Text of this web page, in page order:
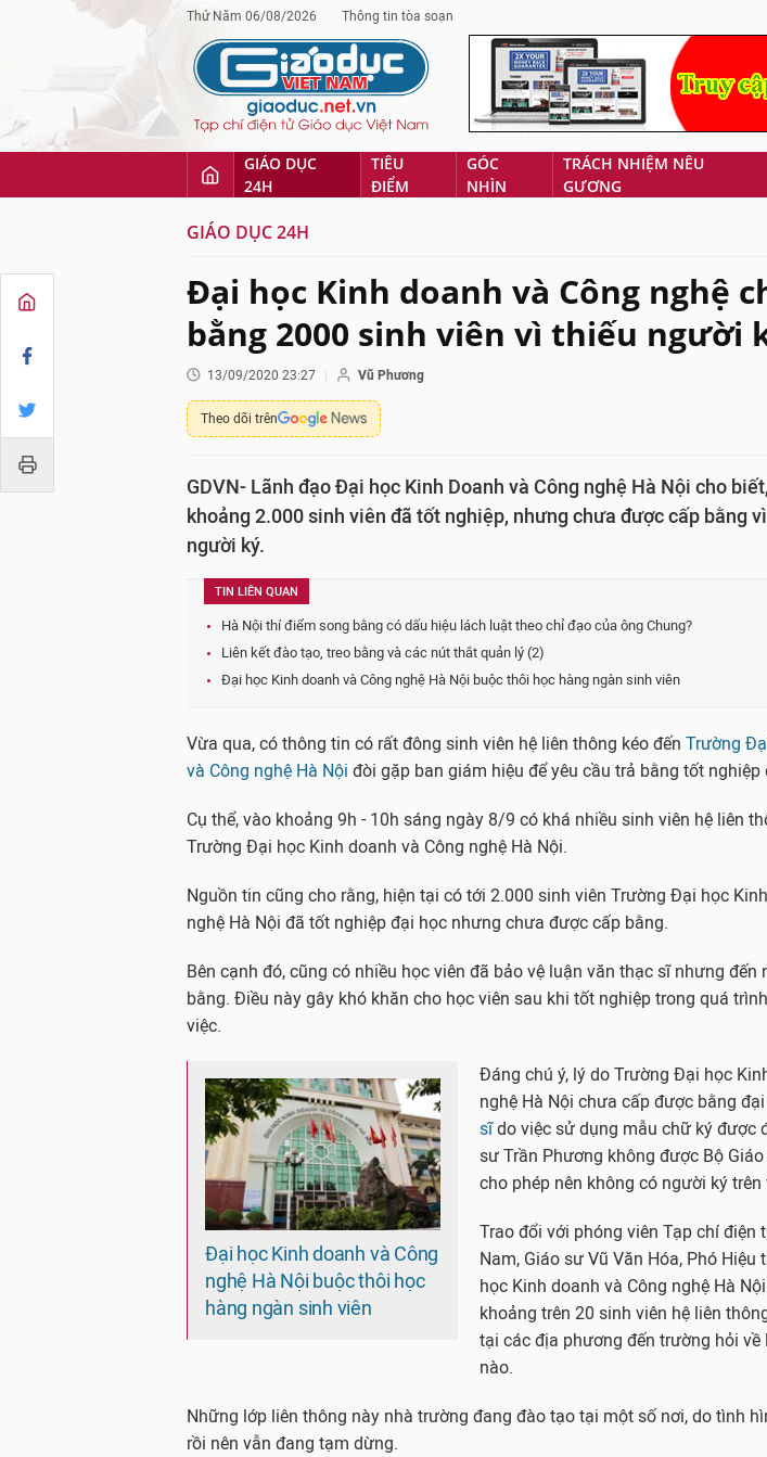
Thứ Năm 06/08/2026 Thông tin tòa soạn
GIÁO DỤC
24H
TIÊU
ĐIỂM
GÓC
NHÌN
TRÁCH NHIỆM NÊU
GƯƠNG
GIÁO DỤC 24H
Đại học Kinh doanh và Công nghệ
bằng 2000 sinh viên vì thiếu người
13/09/2020 23:27 Vũ Phương
Theo dõi trên
GDVN- Lãnh đạo Đại học Kinh Doanh và Công nghệ Hà Nội cho
khoảng 2.000 sinh viên đã tốt nghiệp, nhưng chưa được cấp bằng
người ký.
TIN LIÊN QUAN
Hà Nội thí điểm song bằng có dấu hiệu lách luật theo chỉ đạo của ông Chung?
Liên kết đào tạo, treo bằng và các nút thắt quản lý (2)
Đại học Kinh doanh và Công nghệ Hà Nội buộc thôi học hàng ngàn sinh viên
Vừa qua, có thông tin có rất đông sinh viên hệ liên thông kéo đến Trường
và Công nghệ Hà Nội đòi gặp ban giám hiệu để yêu cầu trả bằng tốt nghiệp
Cụ thể, vào khoảng 9h - 10h sáng ngày 8/9 có khá nhiều sinh viên hệ liên
Trường Đại học Kinh doanh và Công nghệ Hà Nội.
Nguồn tin cũng cho rằng, hiện tại có tới 2.000 sinh viên Trường Đại học
nghệ Hà Nội đã tốt nghiệp đại học nhưng chưa được cấp bằng.
Bên cạnh đó, cũng có nhiều học viên đã bảo vệ luận văn thạc sĩ nhưng đến
bằng. Điều này gây khó khăn cho học viên sau khi tốt nghiệp trong quá
việc.
Đại học Kinh doanh và Công
nghệ Hà Nội buộc thôi học
hàng ngàn sinh viên
Đáng chú ý, lý do Trường Đại học
nghệ Hà Nội chưa cấp được bằng
sĩdo việc sử dụng mẫu chữ ký được
sư Trần Phương không được Bộ
cho phép nên không có người ký trên
Trao đổi với phóng viên Tạp chí điện
Nam, Giáo sư Vũ Văn Hóa, Phó
học Kinh doanh và Công nghệ Hà
khoảng trên 20 sinh viên hệ liên
tại các địa phương đến trường hỏi về
nào.
Những lớp liên thông này nhà trường đang đào tạo tại một số nơi, do tình
rồi nên vẫn đang tạm dừng.